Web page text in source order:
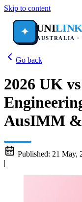
Skip to content
✦ UNILINK
AUSTRALIA
Go back
2026 UK
AusIMM
Published: 21 May,
|